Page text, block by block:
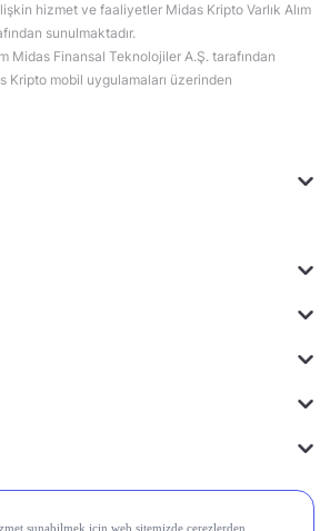
hizmet ve faaliyetler Midas Kripto Varlık Alım
sunulmaktadır.
Midas Finansal Teknolojiler A.Ş. tarafından
Kripto mobil uygulamaları üzerinden